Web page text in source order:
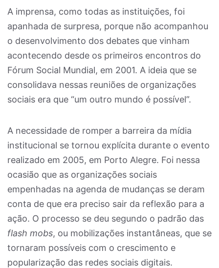
A imprensa, como todas as instituições, foi
apanhada de surpresa, porque não acompanhou
o desenvolvimento dos debates que vinham
acontecendo desde os primeiros encontros do
Fórum Social Mundial, em 2001. A ideia que se
consolidava nessas reuniões de organizações
sociais era que “um outro mundo é possível”.
A necessidade de romper a barreira da mídia
institucional se tornou explícita durante o evento
realizado em 2005, em Porto Alegre. Foi nessa
ocasião que as organizações sociais
empenhadas na agenda de mudanças se deram
conta de que era preciso sair da reflexão para a
ação. O processo se deu segundo o padrão das
flash mobs, ou mobilizações instantâneas, que se
tornaram possíveis com o crescimento e
popularização das redes sociais digitais.